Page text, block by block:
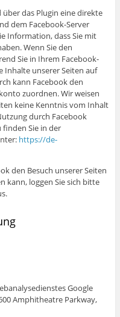
über das Plugin eine direkte
dem Facebook-Server
Information, dass Sie mit
Wenn Sie den
Sie in Ihrem Facebook-
Inhalte unserer Seiten auf
kann Facebook den
zuordnen. Wir weisen
keine Kenntnis vom Inhalt
durch Facebook
Sie in der
https://de-
den Besuch unserer Seiten
kann, loggen Sie sich bitte
Google
Amphitheatre Parkway,